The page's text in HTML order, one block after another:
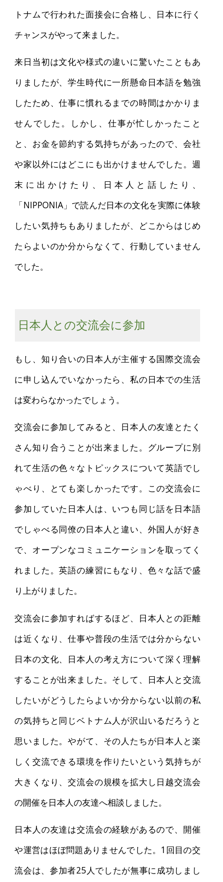
トナムで行われた面接会に合格し、日本に行く
チャンスがやって来ました。
来日当初は文化や様式の違いに驚いたこともあ
りましたが、学生時代に一所懸命日本語を勉強
したため、仕事に慣れるまでの時間はかかりま
せんでした。しかし、仕事が忙しかったこと
と、お金を節約する気持ちがあったので、会社
や家以外にはどこにも出かけませんでした。週
末に出かけたり、日本人と話したり、
「NIPPONIA」で読んだ日本の文化を実際に体験
したい気持ちもありましたが、どこからはじめ
たらよいのか分からなくて、行動していません
でした。
日本人との交流会に参加
もし、知り合いの日本人が主催する国際交流会
に申し込んでいなかったら、私の日本での生活
は変わらなかったでしょう。
交流会に参加してみると、日本人の友達とたく
さん知り合うことが出来ました。グループに別
れて生活の色々なトピックスについて英語でし
ゃべり、とても楽しかったです。この交流会に
参加していた日本人は、いつも同じ話を日本語
でしゃべる同僚の日本人と違い、外国人が好き
で、オープンなコミュニケーションを取ってく
れました。英語の練習にもなり、色々な話で盛
り上がりました。
交流会に参加すればするほど、日本人との距離
は近くなり、仕事や普段の生活では分からない
日本の文化、日本人の考え方について深く理解
することが出来ました。そして、日本人と交流
したいがどうしたらよいか分からない以前の私
の気持ちと同じベトナム人が沢山いるだろうと
思いました。やがて、その人たちが日本人と楽
しく交流できる環境を作りたいという気持ちが
大きくなり、交流会の規模を拡大し日越交流会
の開催を日本人の友達へ相談しました。
日本人の友達は交流会の経験があるので、開催
や運営はほぼ問題ありませんでした。1回目の交
流会は、参加者25人でしたが無事に成功しまし